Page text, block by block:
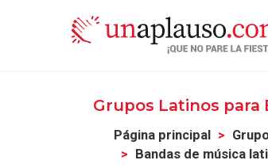
Grupos Latinos para
Página principal
Bandas de música